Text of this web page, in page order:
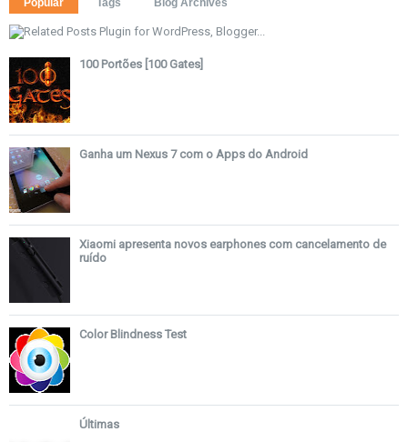
Popular Tags Blog Archives
100 Portões [100 Gates]
Ganha um Nexus 7 com o Apps do Android
Xiaomi apresenta novos earphones com cancelamento de
ruído
Color Blindness Test
Últimas